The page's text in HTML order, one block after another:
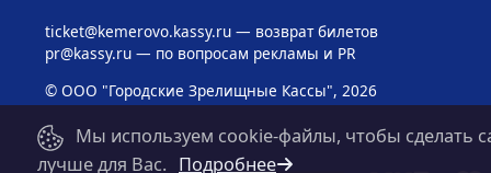
ticket@kemerovo.kassy.ru— возврат билетов
pr@kassy.ru— по вопросам рекламы и PR
© ООО "Городские Зрелищные Кассы", 2026
Мы используем cookie-файлы, чтобы сделать
лучше для Вас. Подробнее